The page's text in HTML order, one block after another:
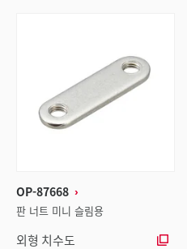
OP-87668
판 너트 미니 슬림용
외형 치수도